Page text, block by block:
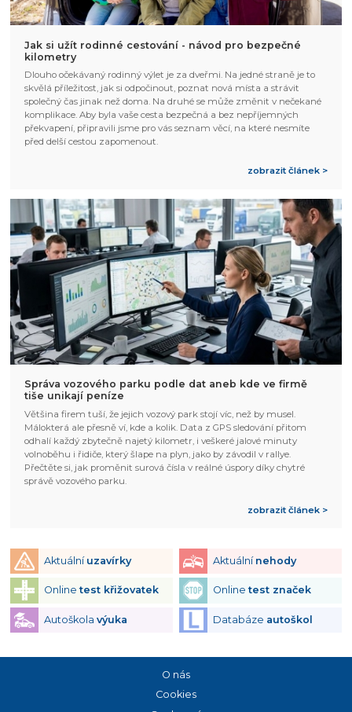
Jak si užít rodinné cestování - návod pro bezpečné
kilometry
Dlouho očekávaný rodinný výlet je za dveřmi. Na jedné straně je to
skvělá příležitost, jak si odpočinout, poznat nová místa a strávit
společný čas jinak než doma. Na druhé se může změnit v nečekané
komplikace. Aby byla vaše cesta bezpečná a bez nepříjemných
překvapení, připravili jsme pro vás seznam věcí, na které nesmíte
před delší cestou zapomenout.
zobrazit článek >
Správa vozového parku podle dat aneb kde ve firmě
tiše unikají peníze
Většina firem tuší, že jejich vozový park stojí víc, než by musel.
Málokterá ale přesně ví, kde a kolik. Data z GPS sledování přitom
odhalí každý zbytečně najetý kilometr, i veškeré jalové minuty
volnoběhu i řidiče, který šlape na plyn, jako by závodil v rallye.
Přečtěte si, jak proměnit surová čísla v reálné úspory díky chytré
správě vozového parku.
zobrazit článek >
Aktuální uzavírky Aktuální nehody
Onlinetest křižovatek Onlinetest značek
Autoškola výuka Databáze autoškol
O nás
Cookies